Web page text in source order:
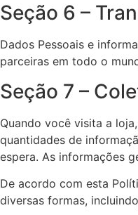
Seção 6 –
Dados Pessoais e
parceiras em todo o
Seção 7 –
Quando você visita a
quantidades de
espera. As informações
De acordo com esta
diversas formas,